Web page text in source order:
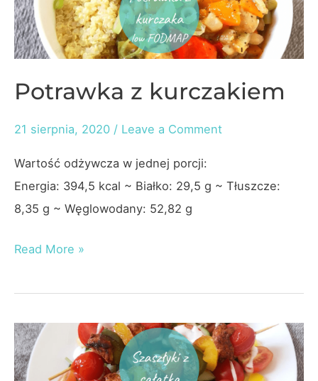
kcal
Potrawka z kurczakiem
21 sierpnia, 2020 / Leave a Comment
Wartość odżywcza w jednej porcji:
Energia: 394,5 kcal ~ Białko: 29,5 g ~ Tłuszcze:
8,35 g ~ Węglowodany: 52,82 g
Potrawka
kurczakiem
Read More »